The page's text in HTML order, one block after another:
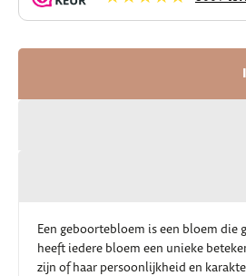
Een geboortebloem is een bloem die
heeft iedere bloem een unieke
zijn of haar persoonlijkheid en